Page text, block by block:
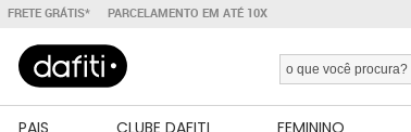
FRETE GRÁTIS* PARCELAMENTO EM ATÉ 10X
PAIS CLUBE DAFITI FEMININO